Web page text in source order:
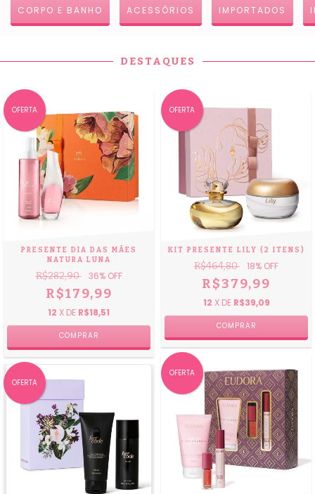
CORPO E BANHO ACESSÓRIOS IMPORTADOS
DESTAQUES
OFERTA
PRESENTE DIA DAS MÃES
NATURA LUNA
R$282,90 36% OFF
R$179,99
12 X DE R$18,51
OFERTA
KIT PRESENTE LILY (2 ITENS)
R$464,80 18% OFF
R$379,99
12 X DE R$39,09
OFERTA
OFERTA